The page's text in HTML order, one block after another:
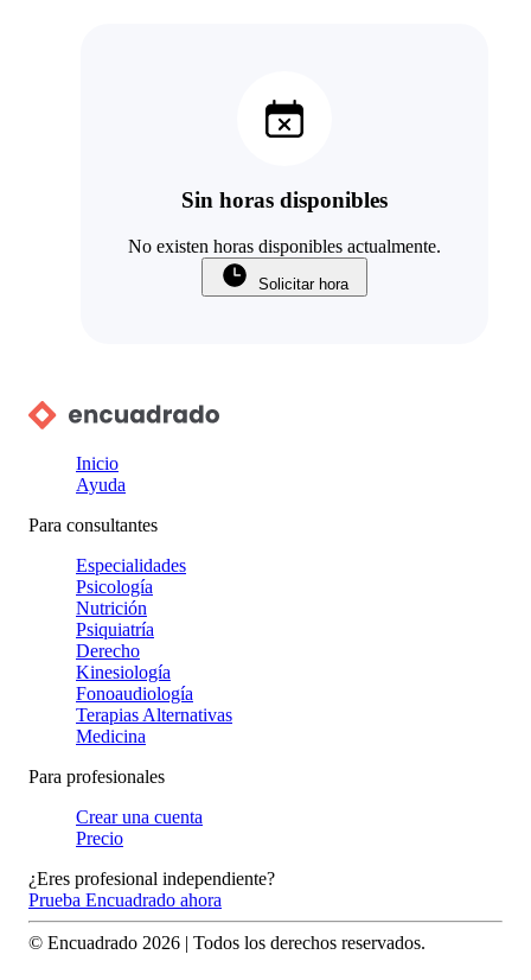
Sin horas disponibles
No existen horas disponibles actualmente.
Solicitar hora
Inicio
Ayuda
Para consultantes
Especialidades
Psicología
Nutrición
Psiquiatría
Derecho
Kinesiología
Fonoaudiología
Terapias Alternativas
Medicina
Para profesionales
Crear una cuenta
Precio
¿Eres profesional independiente?
Prueba Encuadrado ahora
© Encuadrado 2026 | Todos los derechos reservados.